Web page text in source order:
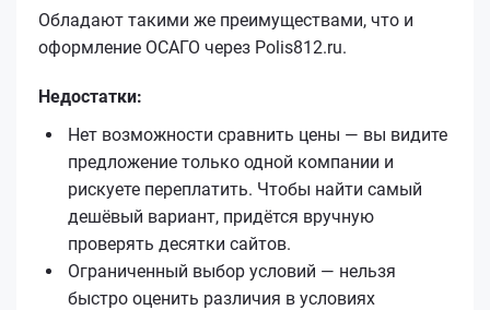
Обладают такими же преимуществами, что и
оформление ОСАГО через Polis812.ru.
Недостатки:
Нет возможности сравнить цены — вы видите
предложение только одной компании и
рискуете переплатить. Чтобы найти самый
дешёвый вариант, придётся вручную
проверять десятки сайтов.
Ограниченный выбор условий — нельзя
быстро оценить различия в условиях